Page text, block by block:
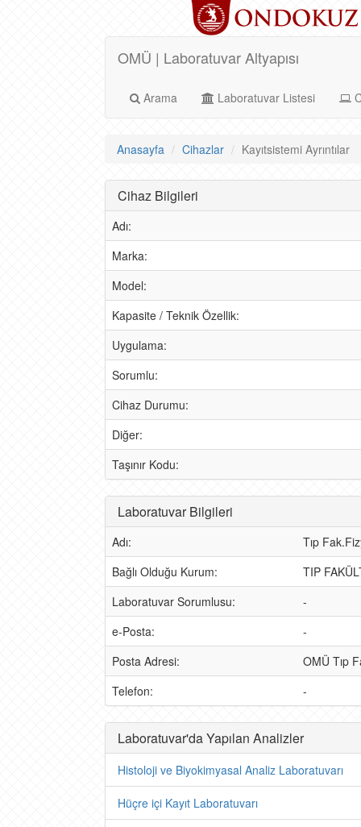
OMÜ | Laboratuvar Altyapısı
Arama Laboratuvar Listesi
Anasayfa Cihazlar Kayıtsistemi Ayrıntılar
Cihaz Bilgileri
Adı:
Marka:
Model:
Kapasite / Teknik Özellik:
Uygulama:
Sorumlu:
Cihaz Durumu:
Diğer:
Taşınır Kodu:
Laboratuvar Bilgileri
Adı:
Tıp
Bağlı Olduğu Kurum:
TIP
Laboratuvar Sorumlusu:
-
e-Posta:
-
Posta Adresi:
OMÜ Tıp
Telefon:
-
Laboratuvar'da Yapılan Analizler
Histoloji ve Biyokimyasal Analiz Laboratuvarı
Hüçre içi Kayıt Laboratuvarı